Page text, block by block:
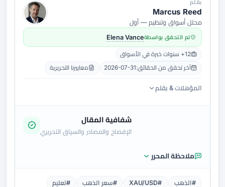
بقلم
Marcus Reed
محلل أسواق وتنظيم — أول
تم التحقق بواسطةElena Vance
12+ سنوات خبرة في الأسواق
آخر تحقق من الحقائق:2026-07-31 معاييرنا التحريرية
المؤهلات & بقلم
شفافية المقال
الإفصاح والمصادر والسياق التحريري
ملاحظة المحرر
#الذهب #XAU/USD #سعر الذهب #تعليم